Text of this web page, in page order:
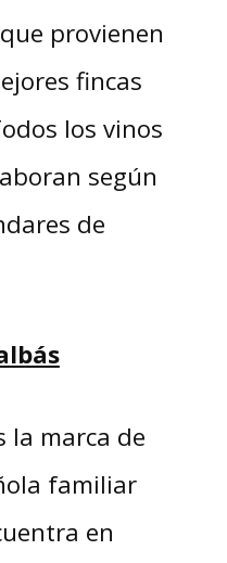
provienen
fincas
los vinos
según
de
la marca de
familiar
en